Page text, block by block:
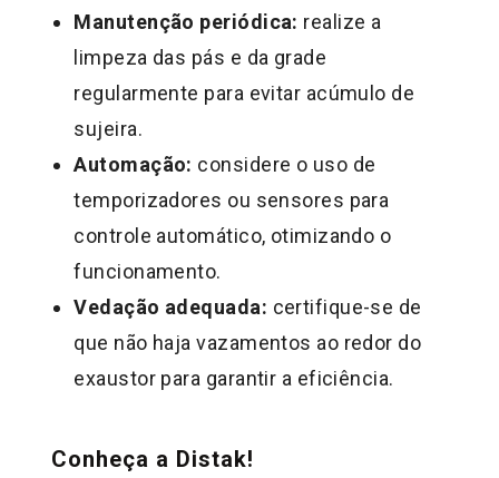
Manutenção periódica: realize a
limpeza das pás e da grade
regularmente para evitar acúmulo de
sujeira.
Automação: considere o uso de
temporizadores ou sensores para
controle automático, otimizando o
funcionamento.
Vedação adequada: certifique-se de
que não haja vazamentos ao redor do
exaustor para garantir a eficiência.
Conheça a Distak!